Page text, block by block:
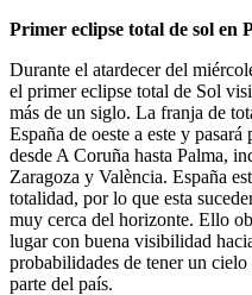
Primer eclipse total de sol en
Durante el atardecer del
el primer eclipse total de Sol
más de un siglo. La franja de
España de oeste a este y
desde A Coruña hasta Palma,
Zaragoza y València. España
totalidad, por lo que esta
muy cerca del horizonte. Ello
lugar con buena visibilidad
probabilidades de tener un
parte del país.